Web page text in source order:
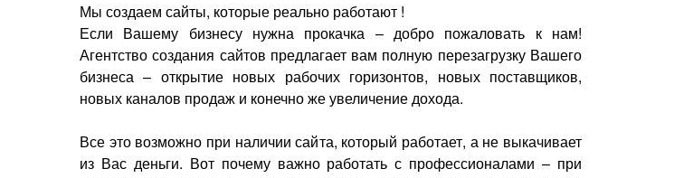
Мы создаем сайты, которые реально работают !
Если Вашему бизнесу нужна прокачка – добро пожаловать к нам!
Агентство создания сайтов предлагает вам полную перезагрузку Вашего
бизнеса – открытие новых рабочих горизонтов, новых поставщиков,
новых каналов продаж и конечно же увеличение дохода.
Все это возможно при наличии сайта, который работает, а не выкачивает
из Вас деньги. Вот почему важно работать с профессионалами – при